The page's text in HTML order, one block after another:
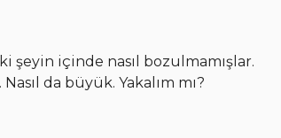
şeyin içinde nasıl bozulmamışlar.
da büyük. Yakalım mı?